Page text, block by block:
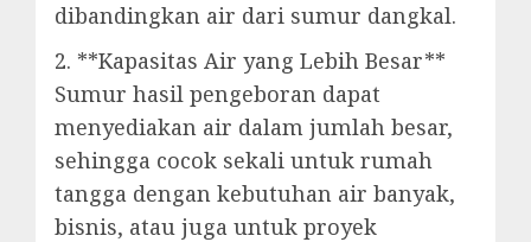
dibandingkan air dari sumur dangkal.
2. **Kapasitas Air yang Lebih Besar**
Sumur hasil pengeboran dapat
menyediakan air dalam jumlah besar,
sehingga cocok sekali untuk rumah
tangga dengan kebutuhan air banyak,
bisnis, atau juga untuk proyek